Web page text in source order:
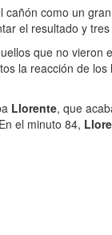
cañón como un
el resultado y
que no
la reacción de
Llorente, que
el minuto 84,